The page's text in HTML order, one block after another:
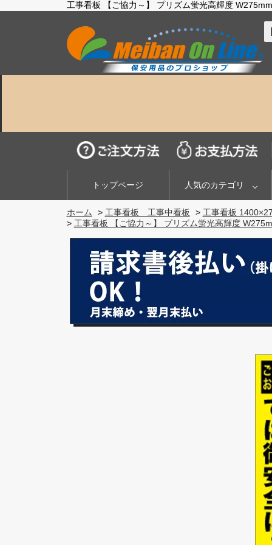
工事看板 【ご協力～】 プリズム蛍光高輝度
トップページ 人気のカテゴリ
ホーム > 工事看板 工事中看板 > 工事看板
> 工事看板 【ご協力～】 プリズム蛍光高輝度